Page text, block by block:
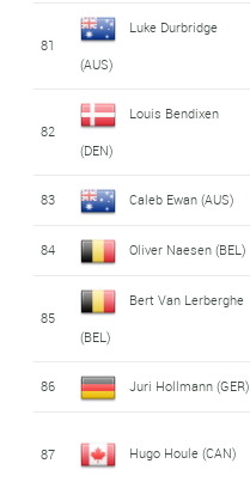
81
Luke Durbridge
(AUS)
82
Louis Bendixen
(DEN)
83 Caleb Ewan (AUS)
84 Oliver Naesen (BEL)
85
Bert Van Lerberghe
(BEL)
86 Juri Hollmann (GER)
87 Hugo Houle (CAN)